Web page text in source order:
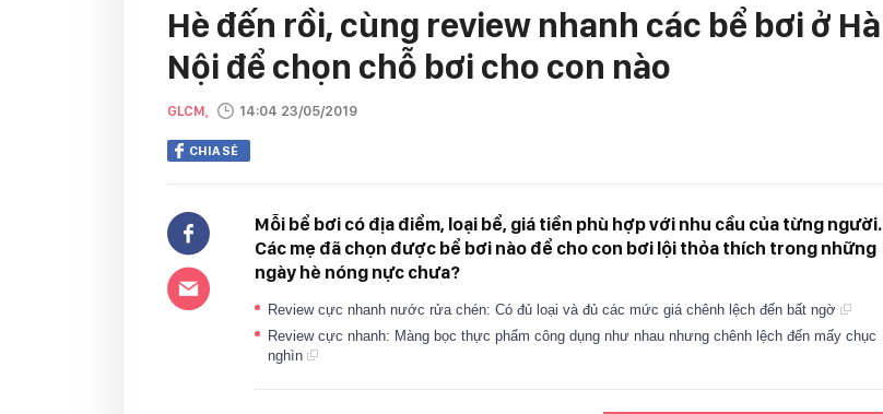
Hè đến rồi, cùng review nhanh các bể bơi ở Hà
Nội để chọn chỗ bơi cho con nào
GLCM, 14:04 23/05/2019
CHIA SẺ
Mỗi bể bơi có địa điểm, loại bể, giá tiền phù hợp với nhu cầu của từng người.
Các mẹ đã chọn được bể bơi nào để cho con bơi lội thỏa thích trong những
ngày hè nóng nực chưa?
Review cực nhanh nước rửa chén: Có đủ loại và đủ các mức giá chênh lệch đến bất ngờ
Review cực nhanh: Màng bọc thực phẩm công dụng như nhau nhưng chênh lệch đến mấy chục
nghìn